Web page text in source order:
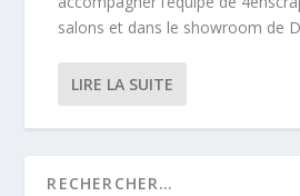
salons et dans le showroom de
LIRE LA SUITE